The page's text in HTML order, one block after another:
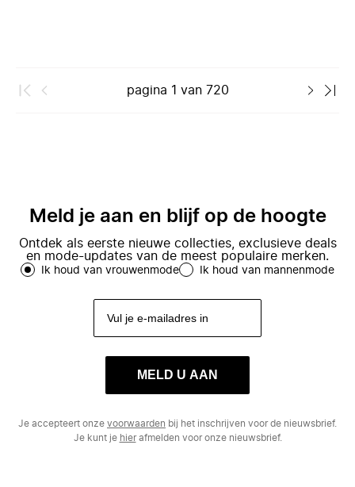
pagina 1 van 720
Meld je aan en blijf op de hoogte
Ontdek als eerste nieuwe collecties, exclusieve deals
en mode-updates van de meest populaire merken.
Ik houd van vrouwenmode Ik houd van mannenmode
MELD U AAN
Je accepteert onze voorwaarden bij het inschrijven voor de nieuwsbrief.
Je kunt je hierafmelden voor onze nieuwsbrief.